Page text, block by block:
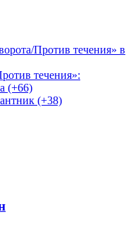
Против течения» в
течения»:
(+66)
(+38)